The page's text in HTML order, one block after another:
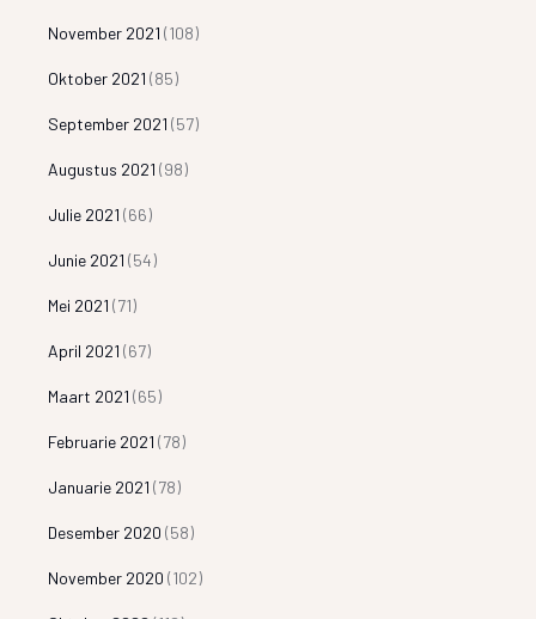
November 2021 (108)
Oktober 2021 (85)
September 2021 (57)
Augustus 2021 (98)
Julie 2021 (66)
Junie 2021 (54)
Mei 2021 (71)
April 2021 (67)
Maart 2021 (65)
Februarie 2021 (78)
Januarie 2021 (78)
Desember 2020 (58)
November 2020 (102)